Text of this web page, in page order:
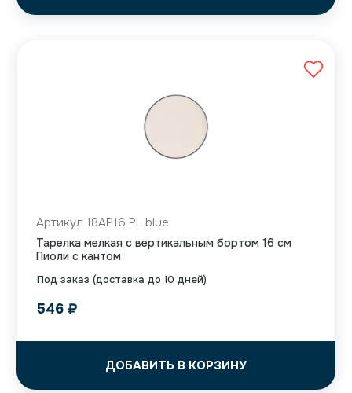
Под заказ (доставка до 10 дней)
Артикул 18AP16 PL blue
Тарелка мелкая с вертикальным бортом 16 см
Пиоли с кантом
546 ₽
ДОБАВИТЬ В КОРЗИНУ